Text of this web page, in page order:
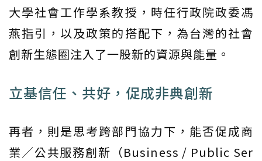
大學社會工作學系教授，時任行政院政委馮
燕指引，以及政策的搭配下，為台灣的社會
創新生態圈注入了一股新的資源與能量。
立基信任、共好，促成非典創新
再者，則是思考跨部門協力下，能否促成商
業／公共服務創新（Business / Public Ser